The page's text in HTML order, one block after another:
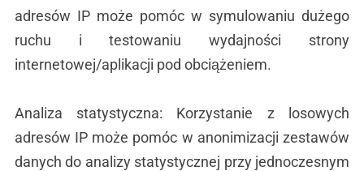
adresów IP może pomóc w symulowaniu dużego
ruchu i testowaniu wydajności strony
internetowej/aplikacji pod obciążeniem.
Analiza statystyczna: Korzystanie z losowych
adresów IP może pomóc w anonimizacji zestawów
danych do analizy statystycznej przy jednoczesnym